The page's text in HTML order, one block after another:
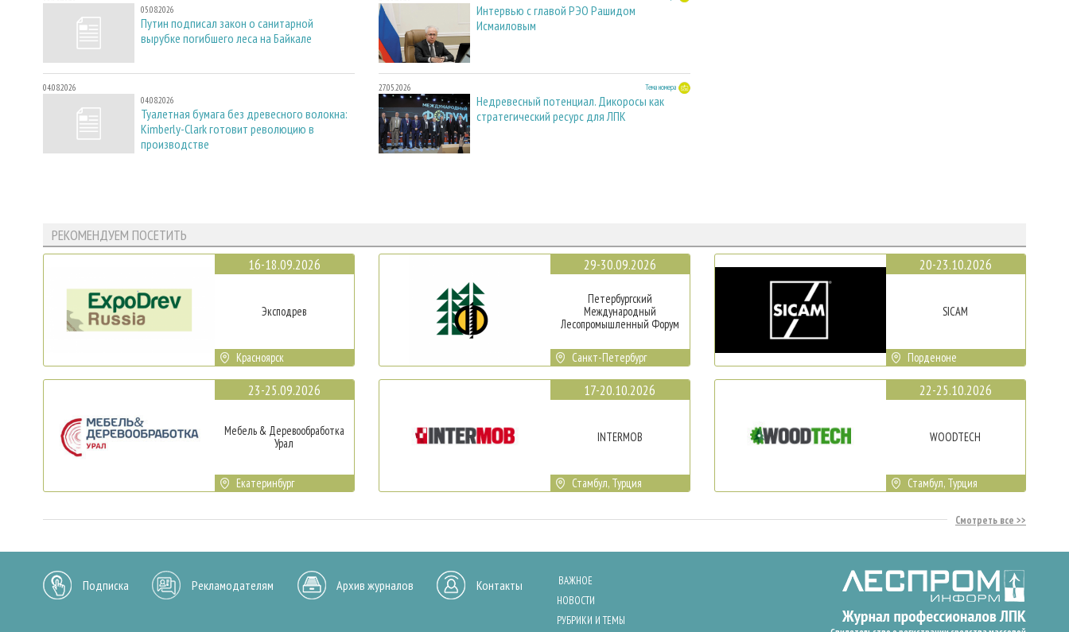
05.08.2026
Путин подписал закон о санитарной
вырубке погибшего леса на Байкале
04.08.2026
04.08.2026
Туалетная бумага без древесного волокна:
Kimberly-Clark готовит революцию в
производстве
Интервью с главой РЭО Рашидом
Исмаиловым
27.05.2026 Тема номера
Недревесный потенциал. Дикоросы как
стратегический ресурс для ЛПК
РЕКОМЕНДУЕМ ПОСЕТИТЬ
16-18.09.2026
Эксподрев
Красноярск
23-25.09.2026
Мебель & Деревообработка
Урал
Екатеринбург
29-30.09.2026
Петербургский
Международный
Лесопромышленный Форум
Санкт-Петербург
17-20.10.2026
INTERMOB
Стамбул, Турция
20-23.10.2026
SICAM
Порденоне
22-25.10.2026
WOODTECH
Стамбул, Турция
Смотреть все
Подписка Рекламодателям Архив журналов Контакты
ВАЖНОЕ
НОВОСТИ
РУБРИКИ И ТЕМЫ